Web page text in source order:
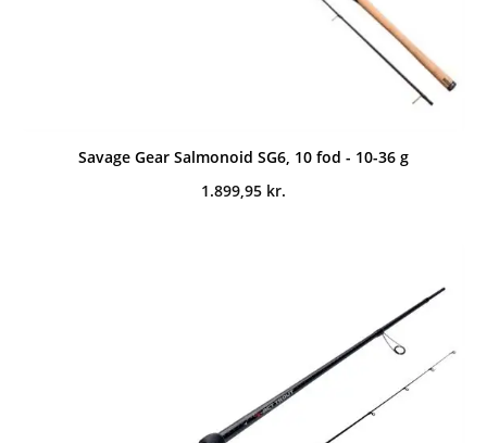
Savage Gear Salmonoid SG6, 10 fod - 10-36 g
1.899,95 kr.